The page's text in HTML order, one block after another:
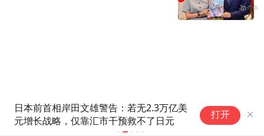
日本前首相岸田文雄警告：若无2.3万亿美
元增长战略，仅靠汇市干预救不了日元
打开